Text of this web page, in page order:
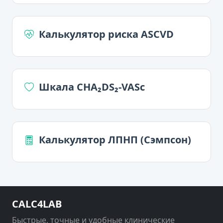
Калькулятор риска ASCVD
Шкала CHA₂DS₂-VASc
Калькулятор ЛПНП (Сэмпсон)
CALC4LAB
Быстрые, точные и удобные клинические